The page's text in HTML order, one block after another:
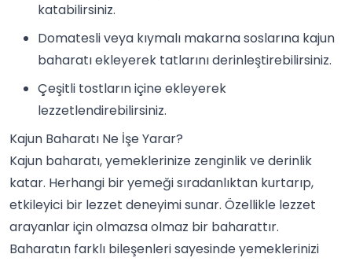
katabilirsiniz.
Domatesli veya kıymalı makarna soslarına kajun
baharatı ekleyerek tatlarını derinleştirebilirsiniz.
Çeşitli tostların içine ekleyerek
lezzetlendirebilirsiniz.
Kajun Baharatı Ne İşe Yarar?
Kajun baharatı, yemeklerinize zenginlik ve derinlik
katar. Herhangi bir yemeği sıradanlıktan kurtarıp,
etkileyici bir lezzet deneyimi sunar. Özellikle lezzet
arayanlar için olmazsa olmaz bir baharattır.
Baharatın farklı bileşenleri sayesinde yemeklerinizi